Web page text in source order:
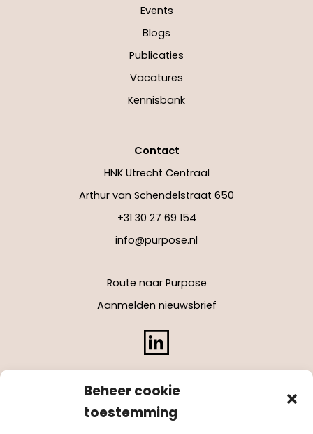
Beheer cookie
toestemming
Events
Blogs
Publicaties
Vacatures
Kennisbank
Contact
HNK Utrecht Centraal
Arthur van Schendelstraat 650
+31 30 27 69 154
info@purpose.nl
Route naar Purpose
Aanmelden nieuwsbrief